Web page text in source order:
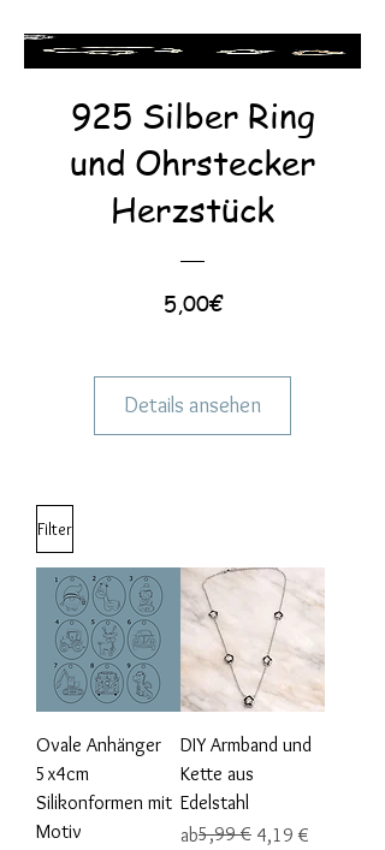
925 Silber Ring
und Ohrstecker
Herzstück
5,00€Preis
Details ansehen
Filter
Ovale Anhänger
5x4cm
Silikonformen mit
Motiv
DIY Armband und
Kette aus
Edelstahl
ab
Standardpreis
5,99 € 4,19 €
Sale-Preis